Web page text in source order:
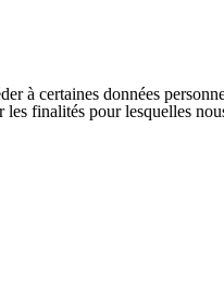
à certaines données
finalités pour lesquelles